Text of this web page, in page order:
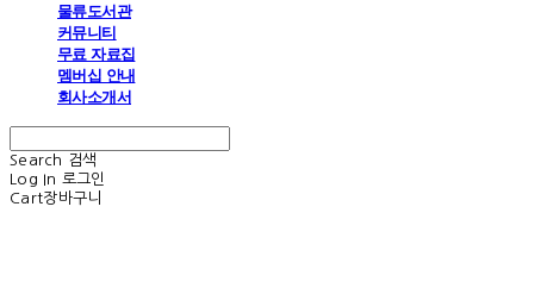
물류도서관
커뮤니티
무료 자료집
멤버십 안내
회사소개서
Search
검색
Log In 로그인
Cart장바구니